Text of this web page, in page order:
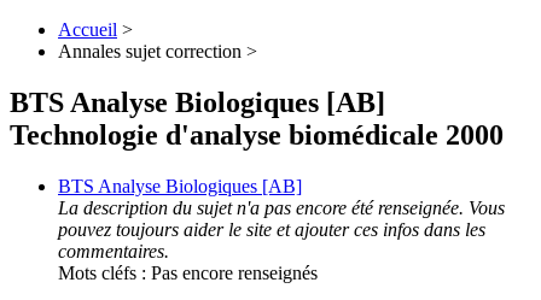
Fil
d'Ariane
Accueil >
Annales sujet correction >
BTS Analyse Biologiques [AB]
Technologie d'analyse biomédicale 2000
BTS Analyse Biologiques [AB]
La description du sujet n'a pas encore été renseignée. Vous
pouvez toujours aider le site et ajouter ces infos dans les
commentaires.
Mots cléfs : Pas encore renseignés